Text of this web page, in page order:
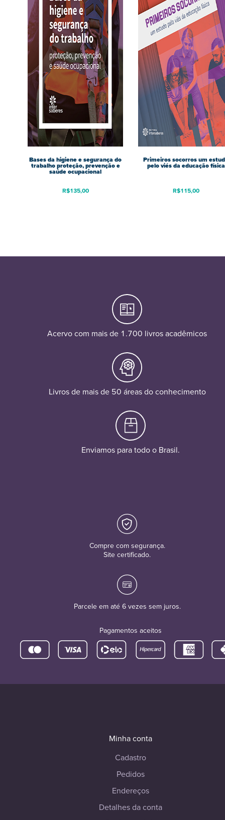
Bases da higiene e segurança do
trabalho proteção, prevenção e
saúde ocupacional
R$135,00
Primeiros socorros um
pelo viés da educação física
R$115,00
Acervo com mais de 1.700 livros acadêmicos
Livros de mais de 50 áreas do conhecimento
Enviamos para todo o Brasil.
Compre com segurança.
Site certificado.
Parcele em até 6 vezes sem juros.
Pagamentos aceitos
Minha conta
Cadastro
Pedidos
Endereços
Detalhes da conta